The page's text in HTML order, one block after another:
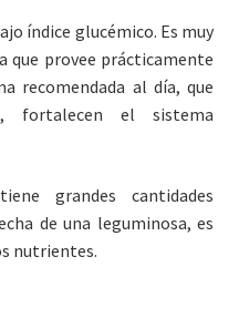
índice glucémico. Es muy
que provee prácticamente
recomendada al día, que
el sistema
grandes cantidades
de una leguminosa, es
nutrientes.